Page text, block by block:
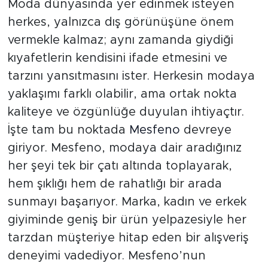
Moda dünyasında yer edinmek isteyen
herkes, yalnızca dış görünüşüne önem
vermekle kalmaz; aynı zamanda giydiği
kıyafetlerin kendisini ifade etmesini ve
tarzını yansıtmasını ister. Herkesin modaya
yaklaşımı farklı olabilir, ama ortak nokta
kaliteye ve özgünlüğe duyulan ihtiyaçtır.
İşte tam bu noktada Mesfeno devreye
giriyor. Mesfeno, modaya dair aradığınız
her şeyi tek bir çatı altında toplayarak,
hem şıklığı hem de rahatlığı bir arada
sunmayı başarıyor. Marka, kadın ve erkek
giyiminde geniş bir ürün yelpazesiyle her
tarzdan müşteriye hitap eden bir alışveriş
deneyimi vadediyor. Mesfeno’nun
Sektör